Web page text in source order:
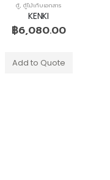
ตู้, ตู้ไม้เก็บเอกสาร
KENKI
฿6,080.00
Add to Quote